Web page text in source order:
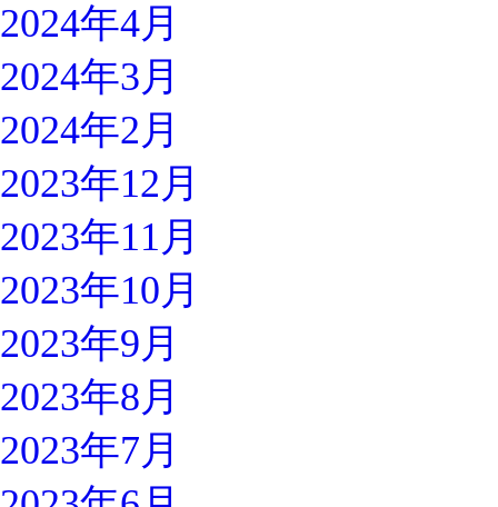
2024年4月
2024年3月
2024年2月
2023年12月
2023年11月
2023年10月
2023年9月
2023年8月
2023年7月